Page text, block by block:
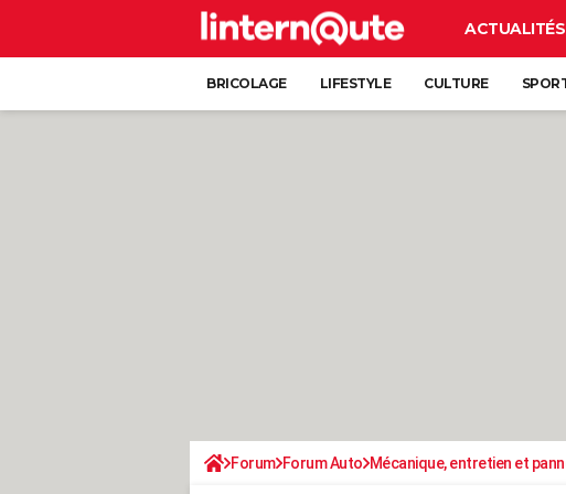
ACTUALITÉS
BRICOLAGE LIFESTYLE CULTURE
Forum Forum Auto Mécanique, entretien et